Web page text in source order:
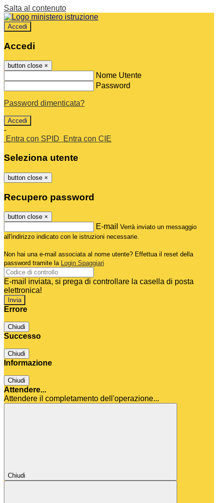
Salta al contenuto
Accedi
Accedi
button close ×
Nome Utente
Password
Password dimenticata?
-
Entra con SPID
Entra con CIE
Seleziona utente
button close ×
Recupero password
button close ×
E-mail Verrà inviato un messaggio
all'indirizzo indicato con le istruzioni necessarie.
Non hai una e-mail associata al nome utente? Effettua il reset della
password tramite la Login Spaggiari
E-mail inviata, si prega di controllare la casella di posta
elettronica!
Errore
Chiudi
Successo
Chiudi
Informazione
Chiudi
Attendere...
Attendere il completamento dell'operazione...
Chiudi